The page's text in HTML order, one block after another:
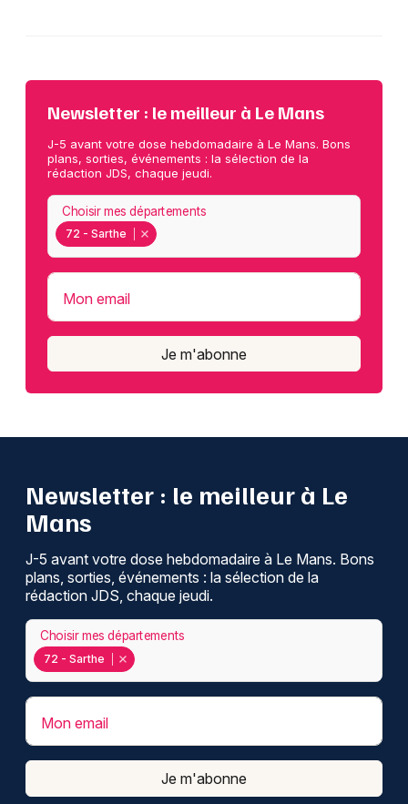
Newsletter : le meilleur à Le Mans
J-5 avant votre dose hebdomadaire à Le Mans. Bons
plans, sorties, événements : la sélection de la
rédaction JDS, chaque jeudi.
72 - Sarthe
Choisir mes départements
Mon email
Je m'abonne
Newsletter : le meilleur à Le
Mans
J-5 avant votre dose hebdomadaire à Le Mans. Bons
plans, sorties, événements : la sélection de la
rédaction JDS, chaque jeudi.
72 - Sarthe
Choisir mes départements
Mon email
Je m'abonne